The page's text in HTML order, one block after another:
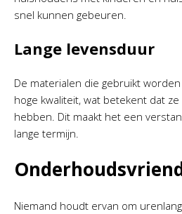
snel kunnen gebeuren.
Lange levensduur
De materialen die gebruikt
hoge kwaliteit, wat betekent dat
hebben. Dit maakt het een
lange termijn.
Niemand houdt ervan om